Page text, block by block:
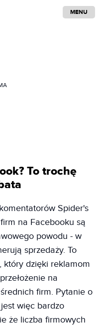
MENU
To trochę
Spider's
na Facebooku są
powodu - w
sprzedaży. To
który dzięki reklamom
na
firm. Pytanie o
więc bardzo
że liczba firmowych